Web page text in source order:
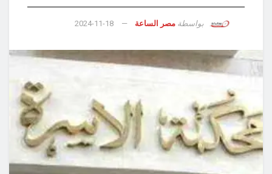
بواسطة مصر الساعة 2024-11-18